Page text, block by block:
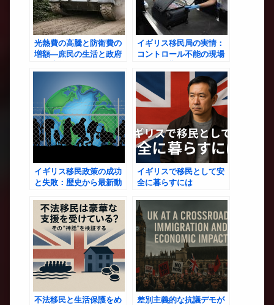
光熱費の高騰と防衛費の
増額―庶民の生活と政府
イギリス移民局の実情：
コントロール不能の現場
イギリス移民政策の成功
と失敗：歴史から最新動
イギリスで移民として安
全に暮らすには
不法移民と生活保護をめ
差別主義的な抗議デモが